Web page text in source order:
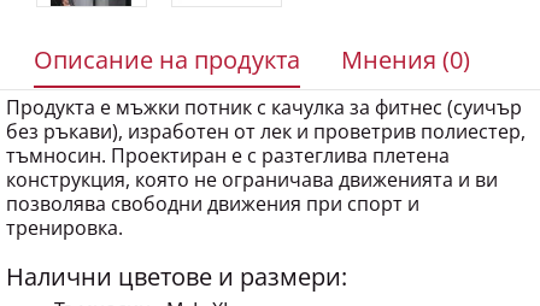
Продукта е мъжки потник с качулка за фитнес (суичър
без ръкави), изработен от лек и проветрив полиестер,
тъмносин. Проектиран е с разтеглива плетена
конструкция, която не ограничава движенията и ви
позволява свободни движения при спорт и
тренировка.
Тъмносин - M, L, XL.